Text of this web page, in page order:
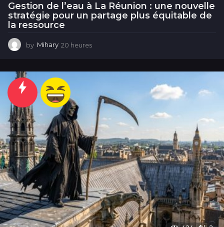
Gestion de l’eau à La Réunion : une nouvelle
stratégie pour un partage plus équitable de
la ressource
by Mihary 20 heures
e